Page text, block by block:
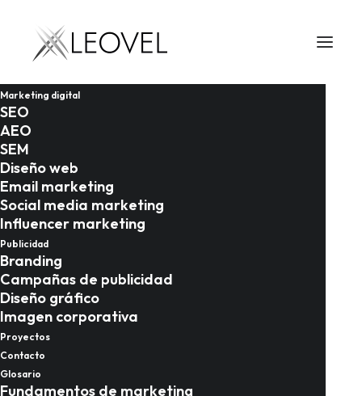
Marketing digital
SEO
AEO
SEM
Diseño web
Email marketing
Social media marketing
Influencer marketing
Publicidad
Branding
Campañas de publicidad
Diseño gráfico
Imagen corporativa
Proyectos
Contacto
Glosario
Fundamentos de marketing
Inicio
Atributo
hreflang: cómo
dominar el SEO
en múltiples